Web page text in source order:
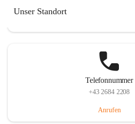
Unser Standort
Telefonnummer
+43 2684 2208
Anrufen